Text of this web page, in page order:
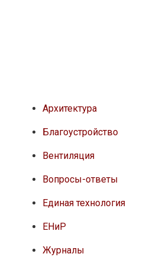
Архитектура
Благоустройство
Вентиляция
Вопросы-ответы
Единая технология
ЕНиР
Журналы